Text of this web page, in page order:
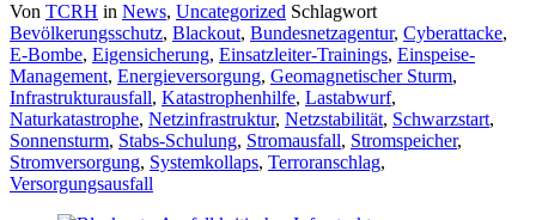
Von TCRH in News, Uncategorized Schlagwort
Bevölkerungsschutz, Blackout, Bundesnetzagentur, Cyberattacke,
E-Bombe, Eigensicherung, Einsatzleiter-Trainings, Einspeise-
Management, Energieversorgung, Geomagnetischer Sturm,
Infrastrukturausfall, Katastrophenhilfe, Lastabwurf,
Naturkatastrophe, Netzinfrastruktur, Netzstabilität, Schwarzstart,
Sonnensturm, Stabs-Schulung, Stromausfall, Stromspeicher,
Stromversorgung, Systemkollaps, Terroranschlag,
Versorgungsausfall